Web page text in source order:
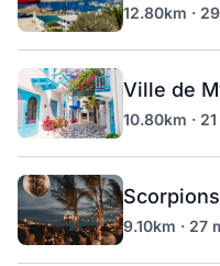
12.80km ·
Ville de
10.80km ·
9.10km · 27